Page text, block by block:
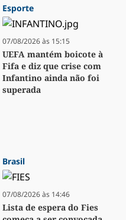
Esporte
07/08/2026 às 15:15
UEFA mantém boicote à
Fifa e diz que crise com
Infantino ainda não foi
superada
Brasil
07/08/2026 às 14:46
Lista de espera do Fies